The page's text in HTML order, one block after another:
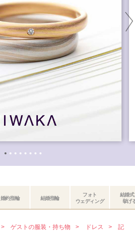
婚約指輪 結婚指輪
フォト
ウェディング
結婚
挙げ
ゲストの服装・持ち物 ドレス
記